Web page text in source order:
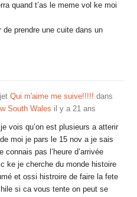
quand t’as le meme vol ke moi
prendre une cuite dans un
Qui m'aime me suive!!!!! dans
South Wales il y a 21 ans
vois qu’on est plusieurs a atterir
moi je pars le 15 nov a je sais
connais pas l’heure d’arrivée
ke je cherche du monde histoire
et ossi histroire de faire la fete
si ca vous tente on peut se